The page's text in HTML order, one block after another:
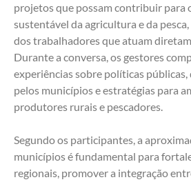
projetos que possam contribuir para
sustentável da agricultura e da
dos trabalhadores que atuam
Durante a conversa, os gestores
experiências sobre políticas
pelos municípios e estratégias para
produtores rurais e pescadores.
Segundo os participantes, a
municípios é fundamental para
regionais, promover a integração